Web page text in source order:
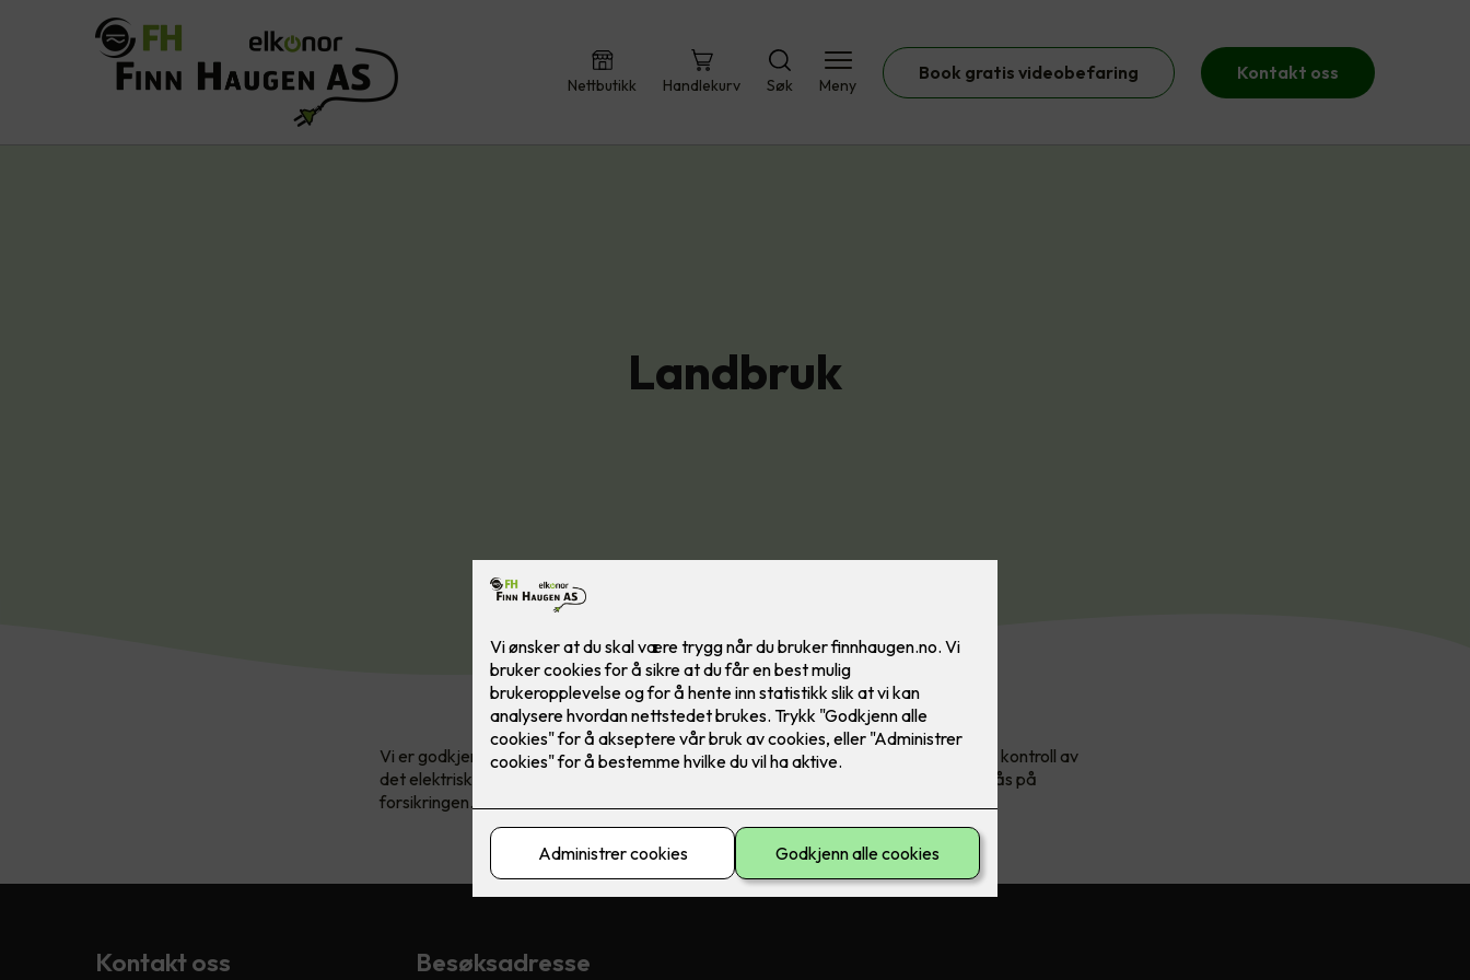
Nettbutikk Handlekurv Søk Meny
Book gratis videobefaring Kontakt oss
Landbruk
Vi er godkjent av Gjensidige forsikring til å montere brannalarmanlegg, og å foreta kontroll av
det elektriske anlegg i landbruket, slik at sikkerheten opprettholdes og rabatt oppnås på
forsikringen.
Kontakt oss Besøksadresse